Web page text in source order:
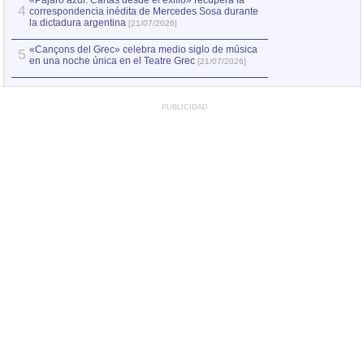
4 correspondencia inédita de Mercedes Sosa durante
la dictadura argentina [21/07/2026]
5 «Cançons del Grec» celebra medio siglo de música
en una noche única en el Teatre Grec [21/07/2026]
PUBLICIDAD